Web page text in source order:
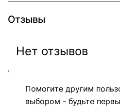
Отзывы
Помогите другим
выбором - будьте
Нет отзывов